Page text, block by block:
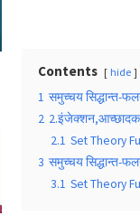
Contents hide
1 समुच्चय सिद्धान्त-
2 2.इंजेक्शन,आच्छादक
2.1 Set Theory
3 समुच्चय सिद्धान्त-
3.1 Set Theory